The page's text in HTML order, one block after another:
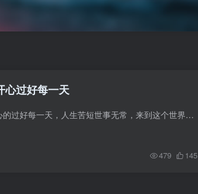
心过好每一天
奉劝所有人不要忧郁不要抑郁了好好的开心的过好每一天，人生苦短世事无常，来到这个世界也就短短几十年穿夏秋冬屈指可数，人的一生或许会经历一些坎坎坷坷的事情，总是那么不顺心我们也没必要想...
479 145